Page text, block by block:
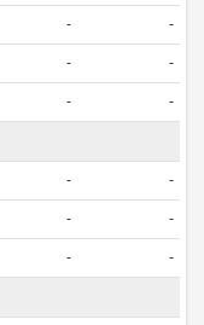
- -
- -
- -
- -
- -
- -